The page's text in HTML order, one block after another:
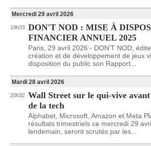
Mercredi 29 avril 2026
19h33 DON'T NOD : MISE À
FINANCIER ANNUEL 2025
Paris, 29 avril 2026 - DON'T NOD,
création et de développement de jeux
disposition du public son Rapport...
Mardi 28 avril 2026
20h32 Wall Street sur le qui-vive avant
de la tech
Alphabet, Microsoft, Amazon et Meta
résultats trimestriels ce mercredi 29
lendemain, seront scrutés par les...